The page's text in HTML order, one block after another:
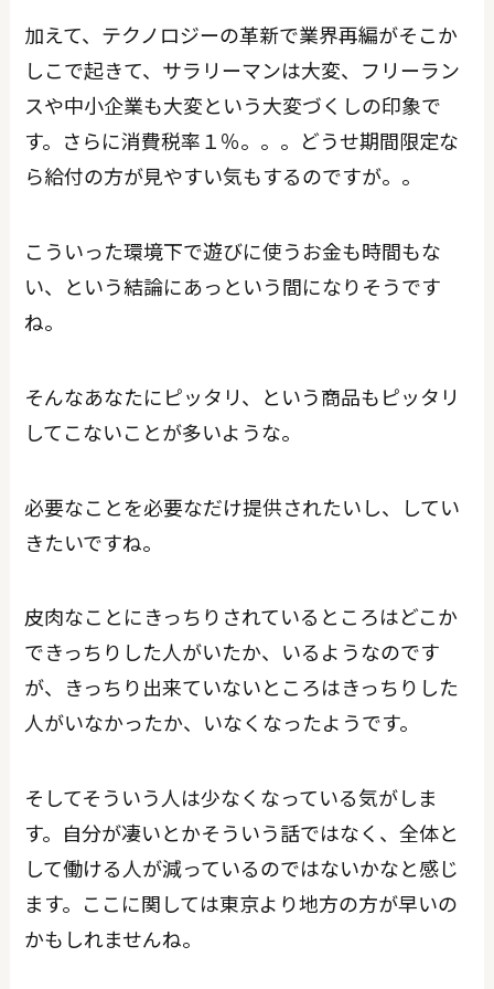
加えて、テクノロジーの革新で業界再編がそこか
しこで起きて、サラリーマンは大変、フリーラン
スや中小企業も大変という大変づくしの印象で
す。さらに消費税率１％。。。どうせ期間限定な
ら給付の方が見やすい気もするのですが。。
こういった環境下で遊びに使うお金も時間もな
い、という結論にあっという間になりそうです
ね。
そんなあなたにピッタリ、という商品もピッタリ
してこないことが多いような。
必要なことを必要なだけ提供されたいし、してい
きたいですね。
皮肉なことにきっちりされているところはどこか
できっちりした人がいたか、いるようなのです
が、きっちり出来ていないところはきっちりした
人がいなかったか、いなくなったようです。
そしてそういう人は少なくなっている気がしま
す。自分が凄いとかそういう話ではなく、全体と
して働ける人が減っているのではないかなと感じ
ます。ここに関しては東京より地方の方が早いの
かもしれませんね。